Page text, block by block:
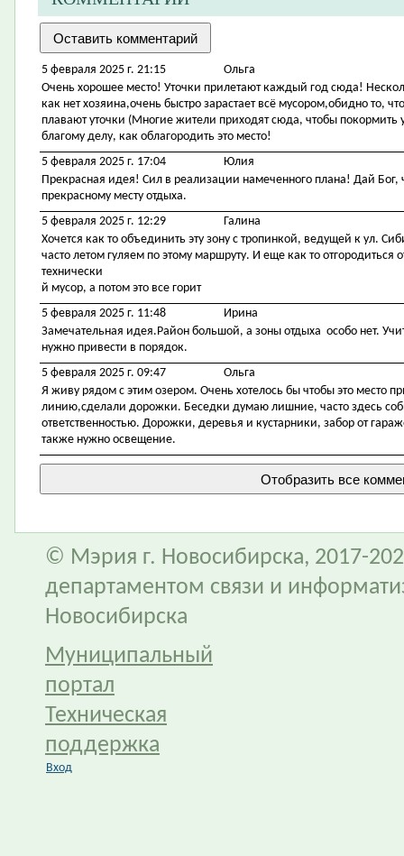
5 февраля 2025 г. 21:15
Ольга
Очень хорошее место! Уточки прилетают каждый год сюда!
как нет хозяина,очень быстро зарастает всё мусором,обидно то,
плавают уточки (Многие жители приходят сюда, чтобы покормить
благому делу, как облагородить это место!
5 февраля 2025 г. 17:04
Юлия
Прекрасная идея! Сил в реализации намеченного плана! Дай
прекрасному месту отдыха.
5 февраля 2025 г. 12:29
Галина
Хочется как то объединить эту зону с тропинкой, ведущей к ул.
часто летом гуляем по этому маршруту. И еще как то
технически
й мусор, а потом это все горит
5 февраля 2025 г. 11:48
Ирина
Замечательная идея.Район большой, а зоны отдыха особо нет.
нужно привести в порядок.
5 февраля 2025 г. 09:47
Ольга
Я живу рядом с этим озером. Очень хотелось бы чтобы это место
линию,сделали дорожки. Беседки думаю лишние, часто здесь
ответственностью. Дорожки, деревья и кустарники, забор от
также нужно освещение.
© Мэрия г. Новосибирска, 2017-
департаментом связи и
Новосибирска
Муниципальный
портал
Техническая
поддержка
Вход